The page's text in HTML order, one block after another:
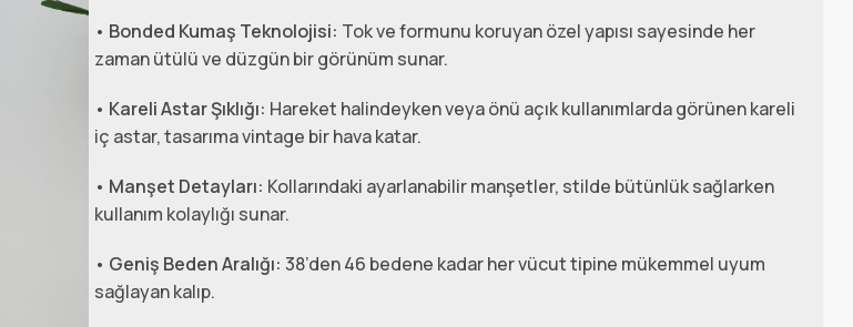
• Bonded Kumaş Teknolojisi: Tok ve formunu koruyan özel yapısı sayesinde her
zaman ütülü ve düzgün bir görünüm sunar.
• Kareli Astar Şıklığı: Hareket halindeyken veya önü açık kullanımlarda görünen kareli
iç astar, tasarıma vintage bir hava katar.
• Manşet Detayları: Kollarındaki ayarlanabilir manşetler, stilde bütünlük sağlarken
kullanım kolaylığı sunar.
• Geniş Beden Aralığı: 38’den 46 bedene kadar her vücut tipine mükemmel uyum
sağlayan kalıp.